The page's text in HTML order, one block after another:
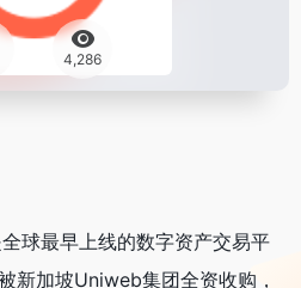
4,286
球最早上线的数字资产交易平
新加坡Uniweb集团全资收购，